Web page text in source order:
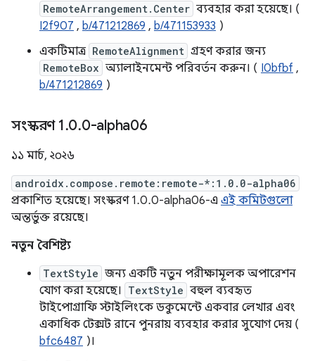
RemoteArrangement.Center ব্যবহার করা হয়েছে। (
I2f907 , b/471212869 , b/471153933 )
একটিমাত্র RemoteAlignment গ্রহণ করার জন্য
RemoteBox অ্যালাইনমেন্ট পরিবর্তন করুন। ( I0bfbf ,
b/471212869 )
সংস্করণ 1.0.0-alpha06
১১ মার্চ, ২০২৬
androidx.compose.remote:remote-*:1.0.0-alpha06
প্রকাশিত হয়েছে। সংস্করণ 1.0.0-alpha06-এ এই কমিটগুলো
অন্তর্ভুক্ত রয়েছে।
নতুন বৈশিষ্ট্য
TextStyle জন্য একটি নতুন পরীক্ষামূলক অপারেশন
যোগ করা হয়েছে।
TextStyle বহুল ব্যবহৃত
টাইপোগ্রাফি স্টাইলিংকে ডকুমেন্টে একবার লেখার এবং
একাধিক টেক্সট রানে পুনরায় ব্যবহার করার সুযোগ দেয় (
bfc6487 )।